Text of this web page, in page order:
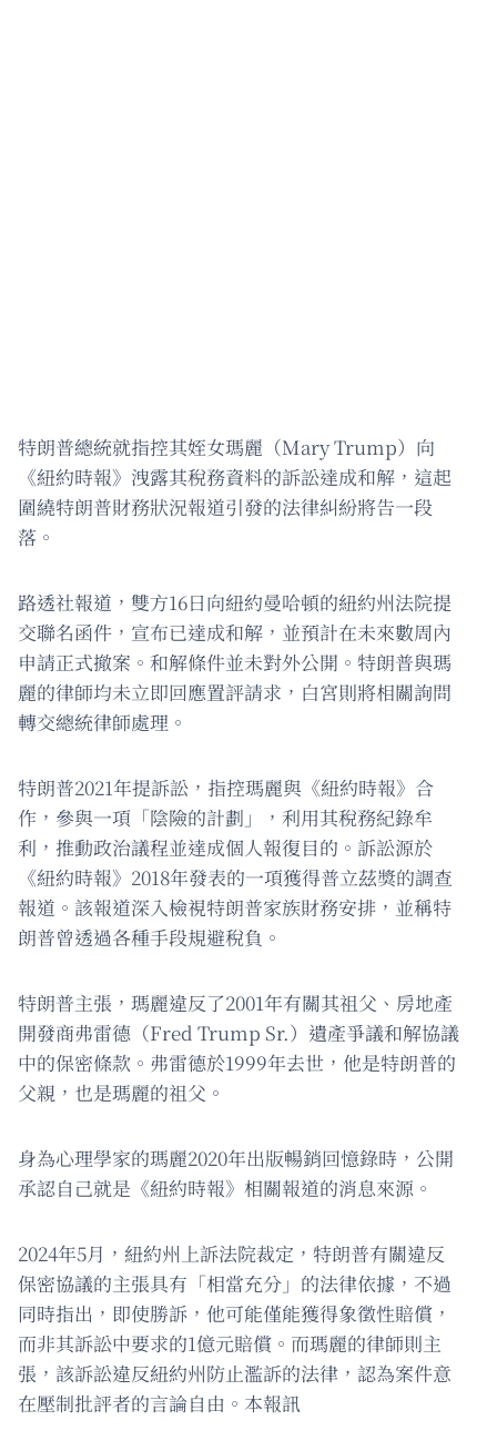
特朗普總統就指控其姪女瑪麗（Mary Trump）向
《紐約時報》洩露其稅務資料的訴訟達成和解，這起
圍繞特朗普財務狀況報道引發的法律糾紛將告一段
落。
路透社報道，雙方16日向紐約曼哈頓的紐約州法院提
交聯名函件，宣布已達成和解，並預計在未來數周內
申請正式撤案。和解條件並未對外公開。特朗普與瑪
麗的律師均未立即回應置評請求，白宮則將相關詢問
轉交總統律師處理。
特朗普2021年提訴訟，指控瑪麗與《紐約時報》合
作，參與一項「陰險的計劃」，利用其稅務紀錄牟
利，推動政治議程並達成個人報復目的。訴訟源於
《紐約時報》2018年發表的一項獲得普立茲獎的調查
報道。該報道深入檢視特朗普家族財務安排，並稱特
朗普曾透過各種手段規避稅負。
特朗普主張，瑪麗違反了2001年有關其祖父、房地產
開發商弗雷德（Fred Trump Sr.）遺產爭議和解協議
中的保密條款。弗雷德於1999年去世，他是特朗普的
父親，也是瑪麗的祖父。
身為心理學家的瑪麗2020年出版暢銷回憶錄時，公開
承認自己就是《紐約時報》相關報道的消息來源。
2024年5月，紐約州上訴法院裁定，特朗普有關違反
保密協議的主張具有「相當充分」的法律依據，不過
同時指出，即使勝訴，他可能僅能獲得象徵性賠償，
而非其訴訟中要求的1億元賠償。而瑪麗的律師則主
張，該訴訟違反紐約州防止濫訴的法律，認為案件意
在壓制批評者的言論自由。本報訊